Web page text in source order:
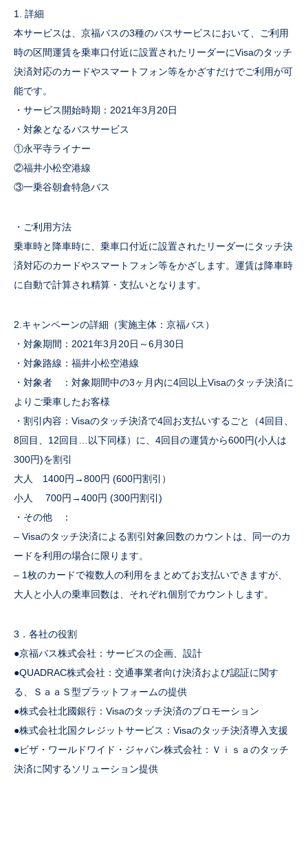
1. 詳細
本サービスは、京福バスの3種のバスサービスにおいて、ご利用
時の区間運賃を乗車口付近に設置されたリーダーにVisaのタッチ
決済対応のカードやスマートフォン等をかざすだけでご利用が可
能です。
・サービス開始時期：2021年3月20日
・対象となるバスサービス
①永平寺ライナー
②福井小松空港線
③一乗谷朝倉特急バス
・ご利用方法
乗車時と降車時に、乗車口付近に設置されたリーダーにタッチ決
済対応のカードやスマートフォン等をかざします。運賃は降車時
に自動で計算され精算・支払いとなります。
2.キャンペーンの詳細（実施主体：京福バス）
・対象期間：2021年3月20日～6月30日
・対象路線：福井小松空港線
・対象者 ：対象期間中の3ヶ月内に4回以上Visaのタッチ決済に
よりご乗車したお客様
・割引内容：Visaのタッチ決済で4回お支払いするごと（4回目、
8回目、12回目…以下同様）に、4回目の運賃から600円(小人は
300円)を割引
大人 1400円→800円 (600円割引）
小人 700円→400円 (300円割引)
・その他 ：
– Visaのタッチ決済による割引対象回数のカウントは、同一のカ
ードを利用の場合に限ります。
– 1枚のカードで複数人の利用をまとめてお支払いできますが、
大人と小人の乗車回数は、それぞれ個別でカウントします。
3．各社の役割
●京福バス株式会社：サービスの企画、設計
●QUADRAC株式会社：交通事業者向け決済および認証に関す
る、ＳａａＳ型プラットフォームの提供
●株式会社北國銀行：Visaのタッチ決済のプロモーション
●株式会社北国クレジットサービス：Visaのタッチ決済導入支援
●ビザ・ワールドワイド・ジャパン株式会社：Ｖｉｓａのタッチ
決済に関するソリューション提供